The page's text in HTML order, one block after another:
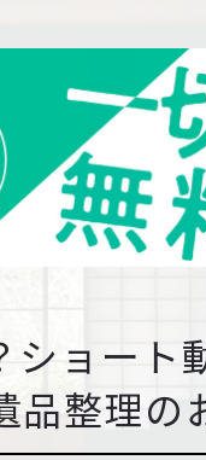
ショート
品整理の